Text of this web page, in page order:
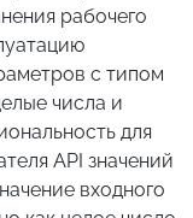
рабочего
с типом
числа и
для
API значений
входного